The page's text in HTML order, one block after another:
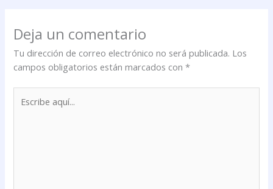
Deja un comentario
Tu dirección de correo electrónico no será publicada. Los
campos obligatorios están marcados con*
aquí...